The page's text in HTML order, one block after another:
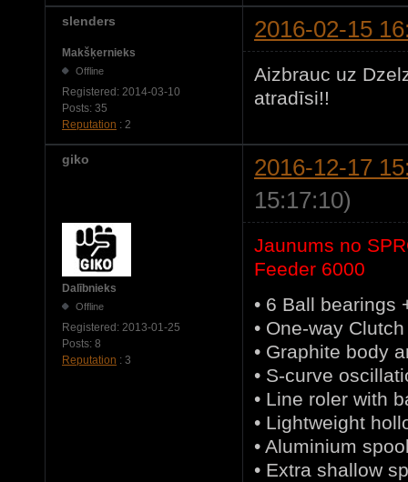
slenders 2016-02-15
Makšķernieks
Offline
Registered: 2014-03-10
Posts: 35
Reputation : 2
Aizbrauc uz
atradīsi!!
giko
2016-12-17
15:17:10)
Dalībnieks
Offline
Registered: 2013-01-25
Posts: 8
Reputation : 3
Jaunums no
Feeder 6000
• 6 Ball bearings
• One-way
• Graphite body
• S-curve
• Line roler with
• Lightweight
• Aluminium
• Extra shallow